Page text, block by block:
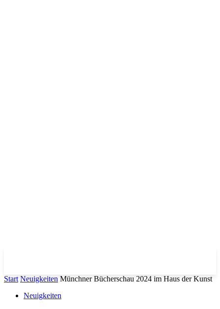
Start Neuigkeiten Münchner Bücherschau 2024 im Haus der Kunst
Neuigkeiten